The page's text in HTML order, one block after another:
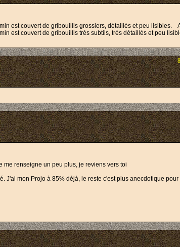
est couvert de gribouillis grossiers, détaillés et peu lisibles.
est couvert de gribouillis très subtils, très détaillés et peu
me renseigne un peu plus, je reviens vers toi
J'ai mon Projo à 85% déjà, le reste c'est plus anecdotique pour